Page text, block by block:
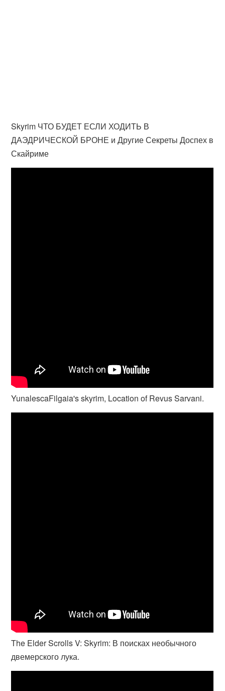
Skyrim ЧТО БУДЕТ ЕСЛИ ХОДИТЬ В
ДАЭДРИЧЕСКОЙ БРОНЕ и Другие Секреты Доспех в
Скайриме
YunalescaFilgaia's skyrim, Location of Revus Sarvani.
The Elder Scrolls V: Skyrim: В поисках необычного
двемерского лука.